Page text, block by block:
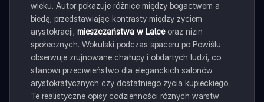
wieku. Autor pokazuje różnice między bogactwem a
biedą, przedstawiając kontrasty między życiem
arystokracji, mieszczaństwa w Lalceoraz nizin
społecznych. Wokulski podczas spaceru po Powiślu
obserwuje zrujnowane chałupy i obdartych ludzi, co
stanowi przeciwieństwo dla eleganckich salonów
arystokratycznych czy dostatniego życia kupieckiego.
Te realistyczne opisy codzienności różnych warstw